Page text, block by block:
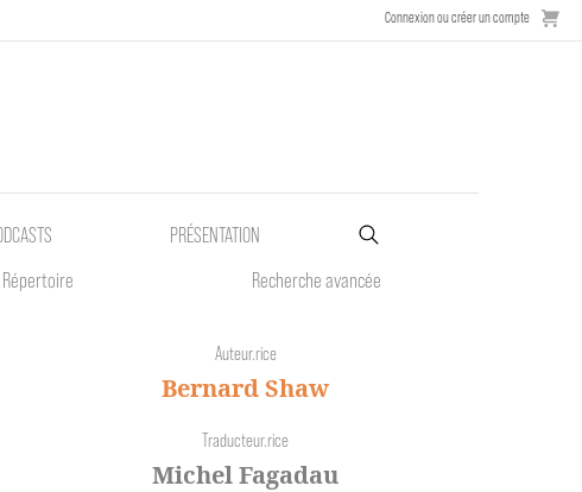
Connexion ou créer un compte
Répertoire Recherche avancée
PRÉSENTATION
Auteur.rice
Bernard Shaw
Traducteur.rice
Michel Fagadau